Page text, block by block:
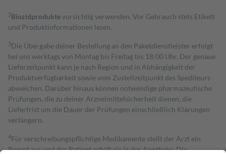
2Biozidproduktevorsichtig verwenden. Vor Gebrauch stets Etikett
und Produktinformationen lesen.
3Die Übergabe deiner Bestellung an den Paketdienstleister erfolgt
bei uns werktags von Montag bis Freitag bis 18:00 Uhr. Der genaue
Lieferzeitpunkt kann je nach Region und in Abhängigkeit der
Produktverfügbarkeit sowie vom Zustellzeitpunkt des Spediteurs
abweichen. Darüber hinaus können notwendige pharmazeutische
Prüfungen, die zu deiner Arzneimittelsicherheit dienen, die
Lieferfrist um die Dauer der Prüfungen einschließlich Klärungen
verlängern.
4Für verschreibungspflichtige Medikamente stellt der Arzt ein
Rezept aus und der Patient erhält sie in der Apotheke. Die